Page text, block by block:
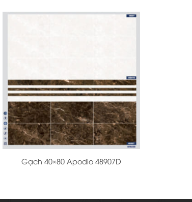
+
Gạch 40×80 Apodio 48907D